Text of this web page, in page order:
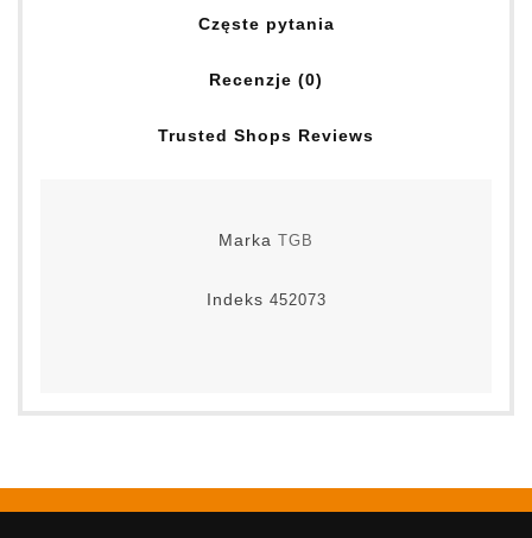
Częste pytania
Recenzje (0)
Trusted Shops Reviews
Marka TGB
Indeks 452073